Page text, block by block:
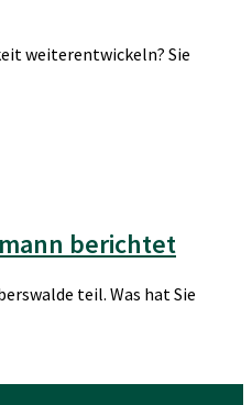
weiterentwickeln? Sie
berichtet
teil. Was hat Sie